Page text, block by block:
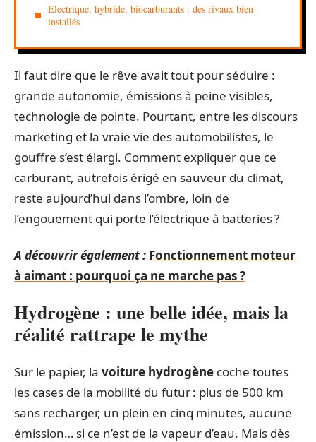
Electrique, hybride, biocarburants : des rivaux bien
installés
Il faut dire que le rêve avait tout pour séduire :
grande autonomie, émissions à peine visibles,
technologie de pointe. Pourtant, entre les discours
marketing et la vraie vie des automobilistes, le
gouffre s’est élargi. Comment expliquer que ce
carburant, autrefois érigé en sauveur du climat,
reste aujourd’hui dans l’ombre, loin de
l’engouement qui porte l’électrique à batteries ?
A découvrir également : Fonctionnement moteur
à aimant : pourquoi ça ne marche pas ?
Hydrogène : une belle idée, mais la
réalité rattrape le mythe
Sur le papier, la voiture hydrogène coche toutes
les cases de la mobilité du futur : plus de 500 km
sans recharger, un plein en cinq minutes, aucune
émission… si ce n’est de la vapeur d’eau. Mais dès